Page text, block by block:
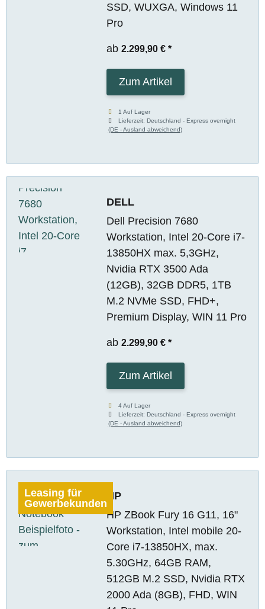
SSD, WUXGA, Windows 11
Pro
ab 2.299,90 € *
Zum Artikel
1 Auf Lager
Lieferzeit:Deutschland - Express overnight
(DE - Ausland abweichend)
DELL
Dell Precision 7680
Workstation, Intel 20-Core i7-
13850HX max. 5,3GHz,
Nvidia RTX 3500 Ada
(12GB), 32GB DDR5, 1TB
M.2 NVMe SSD, FHD+,
Premium Display, WIN 11 Pro
ab 2.299,90 € *
Zum Artikel
4 Auf Lager
Lieferzeit:Deutschland - Express overnight
(DE - Ausland abweichend)
Leasing für
Gewerbekunden
HP
HP ZBook Fury 16 G11, 16"
Workstation, Intel mobile 20-
Core i7-13850HX, max.
5.30GHz, 64GB RAM,
512GB M.2 SSD, Nvidia RTX
2000 Ada (8GB), FHD, WIN